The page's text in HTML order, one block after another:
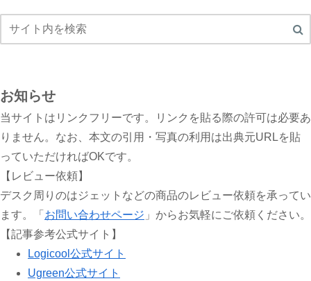
お知らせ
当サイトはリンクフリーです。リンクを貼る際の許可は必要あ
りません。なお、本文の引用・写真の利用は出典元URLを貼
っていただければOKです。
【レビュー依頼】
デスク周りのはジェットなどの商品のレビュー依頼を承ってい
ます。「 お問い合わせページ 」からお気軽にご依頼ください。
【記事参考公式サイト】
Logicool公式サイト
Ugreen公式サイト